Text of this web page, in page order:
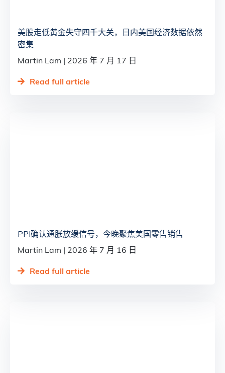
美股走低黄金失守四千大关，日内美国经济数据依然
密集
Martin Lam
2026 年 7 月 17 日
Read full article
PPI确认通胀放缓信号，今晚聚焦美国零售销售
Martin Lam
2026 年 7 月 16 日
Read full article